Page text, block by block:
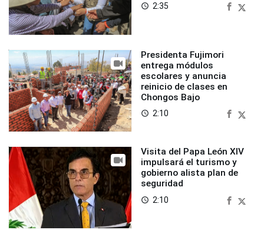
access_time 2:35
Presidenta Fujimori
entrega módulos
escolares y anuncia
reinicio de clases en
Chongos Bajo
access_time 2:10
Visita del Papa León XIV
impulsará el turismo y
gobierno alista plan de
seguridad
access_time 2:10